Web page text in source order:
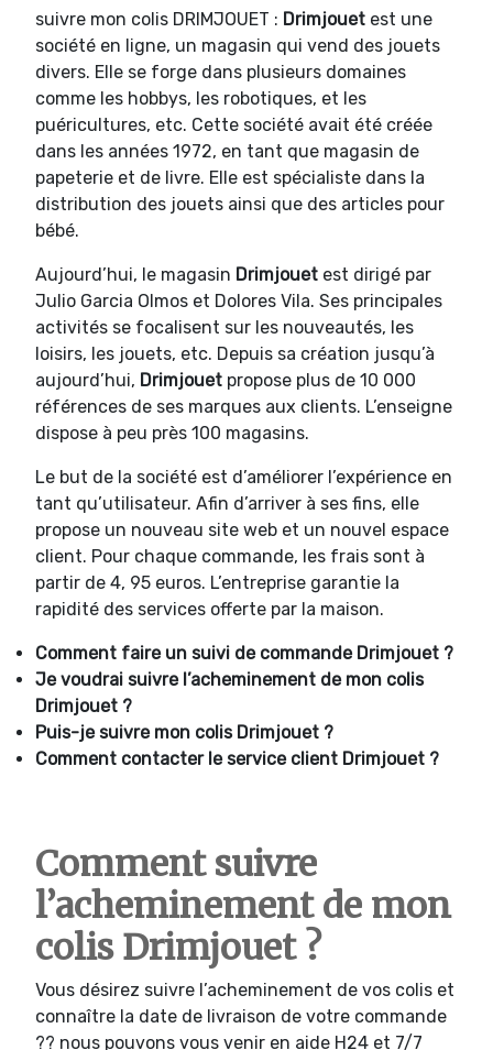
suivre mon colis DRIMJOUET : Drimjouet est une
société en ligne, un magasin qui vend des jouets
divers. Elle se forge dans plusieurs domaines
comme les hobbys, les robotiques, et les
puéricultures, etc. Cette société avait été créée
dans les années 1972, en tant que magasin de
papeterie et de livre. Elle est spécialiste dans la
distribution des jouets ainsi que des articles pour
bébé.
Aujourd’hui, le magasin Drimjouet est dirigé par
Julio Garcia Olmos et Dolores Vila. Ses principales
activités se focalisent sur les nouveautés, les
loisirs, les jouets, etc. Depuis sa création jusqu’à
aujourd’hui, Drimjouet propose plus de 10 000
références de ses marques aux clients. L’enseigne
dispose à peu près 100 magasins.
Le but de la société est d’améliorer l’expérience en
tant qu’utilisateur. Afin d’arriver à ses fins, elle
propose un nouveau site web et un nouvel espace
client. Pour chaque commande, les frais sont à
partir de 4, 95 euros. L’entreprise garantie la
rapidité des services offerte par la maison.
Comment faire un suivi de commande Drimjouet ?
Je voudrai suivre l’acheminement de mon colis
Drimjouet ?
Puis-je suivre mon colis Drimjouet ?
Comment contacter le service client Drimjouet ?
Comment suivre
l’acheminement de mon
colis Drimjouet ?
Vous désirez suivre l’acheminement de vos colis et
connaître la date de livraison de votre commande
?? nous pouvons vous venir en aide H24 et 7/7